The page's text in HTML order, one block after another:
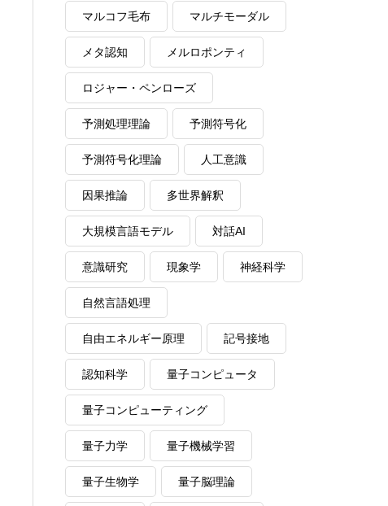
マルコフ毛布 マルチモーダル
メタ認知 メルロポンティ
ロジャー・ペンローズ
予測処理理論 予測符号化
予測符号化理論 人工意識
因果推論 多世界解釈
大規模言語モデル 対話AI
意識研究 現象学 神経科学
自然言語処理
自由エネルギー原理 記号接地
認知科学 量子コンピュータ
量子コンピューティング
量子力学 量子機械学習
量子生物学 量子脳理論